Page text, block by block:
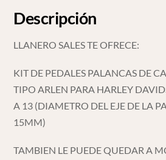
Descripción
LLANERO SALES TE OFRECE:
KIT DE PEDALES PALANCAS DE
TIPO ARLEN PARA HARLEY
A 13 (DIAMETRO DEL EJE DE LA
15MM)
TAMBIEN LE PUEDE QUEDAR A